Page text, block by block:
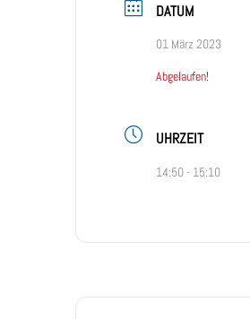
DATUM
01 März 2023
Abgelaufen!
UHRZEIT
14:50 - 15:10